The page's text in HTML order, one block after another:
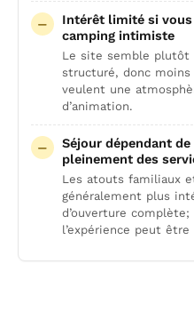
Intérêt limité si
camping intimiste
Le site semble plutôt
structuré, donc
veulent une
d’animation.
Séjour dépendant
pleinement des
Les atouts familiaux
généralement plus
d’ouverture
l’expérience peut